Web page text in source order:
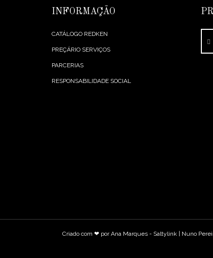
INFORMAÇÃO
CATÁLOGO REDKEN
PREÇÁRIO SERVIÇOS
PARCERIAS
RESPONSABILIDADE SOCIAL
Criado com ❤ porAna Marques- Saltylink | Nuno